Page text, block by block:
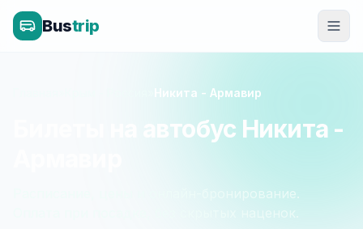
Bustrip
Никита - Армавир
Билеты на автобус Никита -
Расписание, цены и онлайн-бронирование.
Оплата при посадке, без скрытых наценок.